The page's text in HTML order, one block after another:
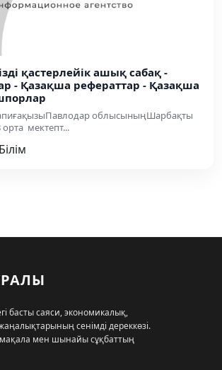
қастерлейік ашық сабақ -
- Қазақша рефераттар - Қазақша
облысыныңШарбақты
мектепт...
Білім
басты саяси, экономикалық,
сенімді дереккөзі.
мақала мен шынайы сұқбаттың